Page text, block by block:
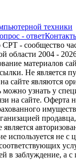
техники
- ответ
- сообщество
области 2004 -
материалов
Не является
сайте являются
можно узнать у
на сайте. Оферта
используется не с
в заблуждение, а с